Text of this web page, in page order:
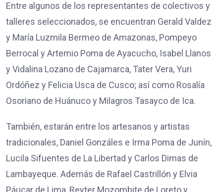
Entre algunos de los representantes de colectivos y
talleres seleccionados, se encuentran Gerald Valdez
y María Luzmila Bermeo de Amazonas, Pompeyo
Berrocal y Artemio Poma de Ayacucho, Isabel Llanos
y Vidalina Lozano de Cajamarca, Tater Vera, Yuri
Ordóñez y Felicia Usca de Cusco; así como Rosalía
Osoriano de Huánuco y Milagros Tasayco de Ica.
También, estarán entre los artesanos y artistas
tradicionales, Daniel Gonzáles e Irma Poma de Junín,
Lucila Sifuentes de La Libertad y Carlos Dimas de
Lambayeque. Además de Rafael Castrillón y Elvia
Páucar de Lima, Reyter Mozombite de Loreto y